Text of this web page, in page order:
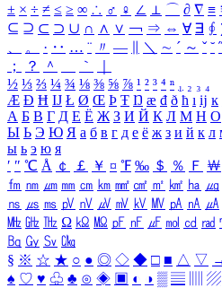
± × ÷ ≠ ≤ ≥ ∞ ∴ ♂ ♀ ∠ ⊥ ⌒ ∂ ∇ ≡
⊆ ⊇ ⊂ ⊃ ∪ ∩ ∧ ∨ ￢ ⇒ ⇔ ∀ ∃ ∮
、
。 · ‥ … ¨ 〃 ― ＼ ∼ ´ ～ ˇ ˘ ˝
；
？ ＾ ｀
½ ⅓ ⅔ ¼ ¾ ⅛ ⅜ ⅝ ⅞ ¹ ² ³ ⁴ ⁿ ₁ ₂ ₃ ₄
Æ Ð Ħ Ĳ Ł Ø Œ Þ Ŧ Ŋ æ đ ð ħ ı ĳ ĸ
А Б В Г Д Е Ё Ж З И Й К Л М Н О
Ы Ь Э Ю Я а б в г д е ё ж з и й к л
ы ь э ю я
′ ″ ℃ Å ￠ ￡ ￥ ¤ ℉ ‰ ＄ ％ Ｆ ￦
㎙ ㎚ ㎛ ㎜ ㎝ ㎞ ㎟ ㎠ ㎡ ㎢ ㏊ ㎍
㎱ ㎲ ㎳ ㎴ ㎵ ㎶ ㎷ ㎸ ㎹ ㎀ ㎁ ㎂
㎒ ㎓ ㎔ Ω ㏀ ㏁ ㎊ ㎋ ㎌ ㏖ ㏅ ㎭
㏃ ㏉ ㏜ ㏆
§ ※ ☆ ★ ○ ● ◎ ◇ ◆ □ ■ △ ▽
♠ ♡ ♥ ♧ ♣ ⊙ ◈ ▣ ◐ ◑ ▒ ▤ ▨